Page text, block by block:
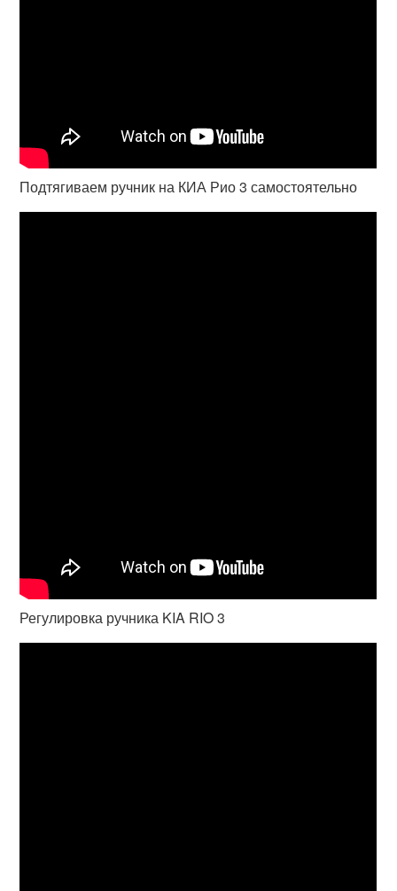
Подтягиваем ручник на КИА Рио 3 самостоятельно
Регулировка ручника KIA RIO 3